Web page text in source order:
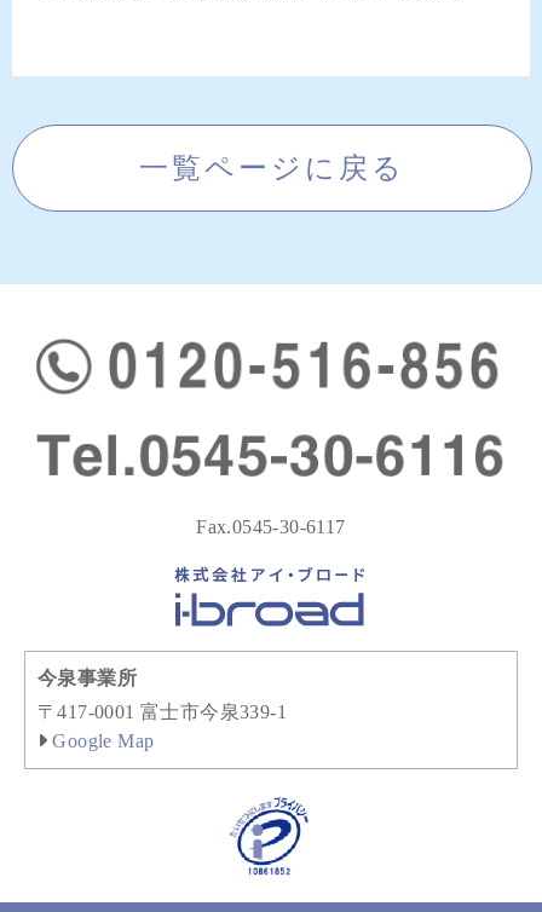
一覧ページに戻る
Fax.0545-30-6117
今泉事業所
〒417-0001 富士市今泉339-1
Google Map